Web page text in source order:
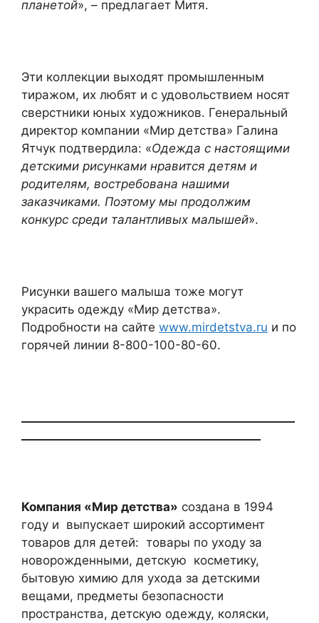
планетой», – предлагает Митя.
Эти коллекции выходят промышленным
тиражом, их любят и с удовольствием носят
сверстники юных художников. Генеральный
директор компании «Мир детства» Галина
Ятчук подтвердила: «Одежда с настоящими
детскими рисунками нравится детям и
родителям, востребована нашими
заказчиками. Поэтому мы продолжим
конкурс среди талантливых малышей».
Рисунки вашего малыша тоже могут
украсить одежду «Мир детства».
Подробности на сайте www.mirdetstva.ru и по
горячей линии 8-800-100-80-60.
Компания «Мир детства» создана в 1994
году и выпускает широкий ассортимент
товаров для детей: товары по уходу за
новорожденными, детскую косметику,
бытовую химию для ухода за детскими
вещами, предметы безопасности
пространства, детскую одежду, коляски,